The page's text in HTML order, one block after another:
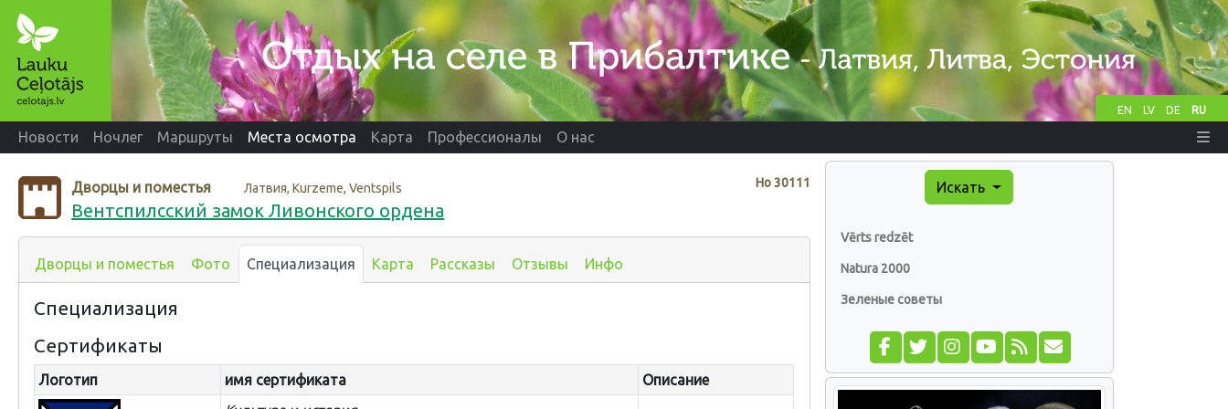
EN LV DE RU
Новости Ночлег Маршруты Места осмотра Карта Профессионалы О нас
Нo30111
Дворцы и поместья Латвия, Kurzeme, Ventspils
Вентспилсский замок Ливонского ордена
Дворцы и поместья Фото Специализация Карта Рассказы Отзывы Инфо
Специализация
Сертификаты
Логотип имя сертификата
Описание
Искать
Vērts redzēt
Natura 2000
Зеленые советы